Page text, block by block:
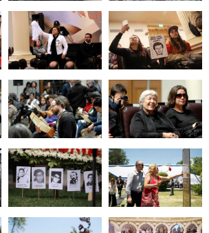
Zoom Zoom
Zoom Zoom
Zoom Zoom
Zoom Zoom